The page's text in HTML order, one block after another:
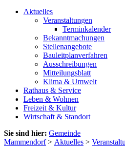
Aktuelles
Veranstaltungen
Terminkalender
Bekanntmachungen
Stellenangebote
Bauleitplanverfahren
Ausschreibungen
Mitteilungsblatt
Klima & Umwelt
Rathaus & Service
Leben & Wohnen
Freizeit & Kultur
Wirtschaft & Standort
Sie sind hier: Gemeinde
Mammendorf> Aktuelles >